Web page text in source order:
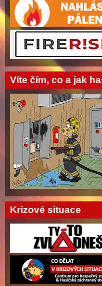
Víte čím, co a jak
Krizové situace